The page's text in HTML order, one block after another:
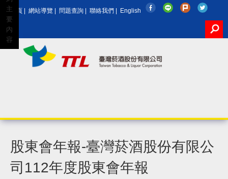
主
要
內
容
回首頁 | 網站導覽 | 問題查詢 | 聯絡我們 | English
股東會年報-臺灣菸酒股份有限公
司112年度股東會年報